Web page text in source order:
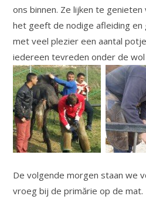
ons binnen. Ze lijken te genieten
het geeft de nodige afleiding en
met veel plezier een aantal
iedereen tevreden onder de wol
De volgende morgen staan we
vroeg bij de primărie op de mat.